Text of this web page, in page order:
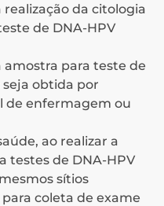
da citologia
de DNA-HPV
para teste de
seja obtida por
de enfermagem ou
ao realizar a
testes de DNA-HPV
sítios
coleta de exame